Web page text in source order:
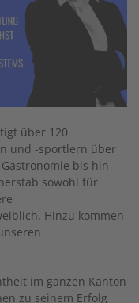
über 120
und -sportlern über
bis hin
sowohl für
Hinzu kommen
im ganzen Kanton
zu seinem Erfolg